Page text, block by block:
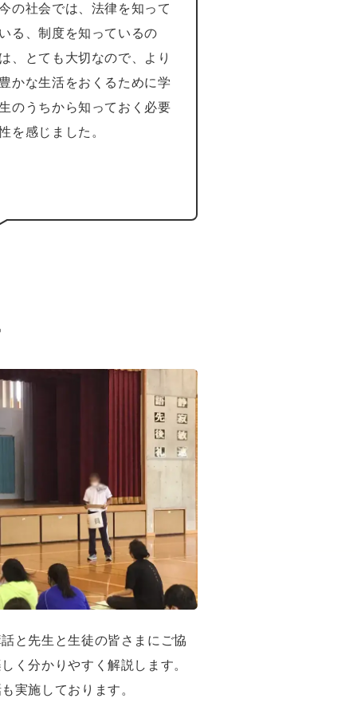
の社会では、法律を知って
いる、制度を知っているの
は、とても大切なので、より
豊かな生活をおくるために学
のうちから知っておく必要
を感じました。
と先生と生徒の皆さまにご協
く分かりやすく解説します。
実施しております。